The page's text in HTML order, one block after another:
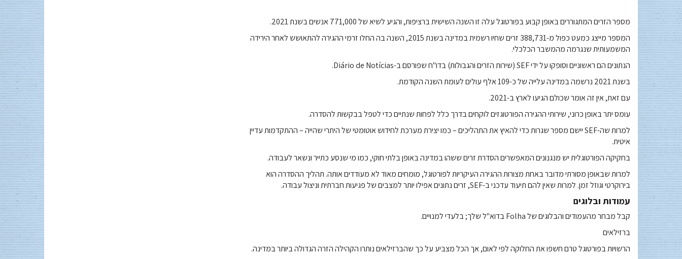
מספר הזרים המתגוררים באופן קבוע בפורטוגל עלה זו השנה השישית ברציפות, והגיע לשיא של 771,000 אנשים בשנת 2021.
המספר מייצג כמעט כפול מ-388,731 זרים שחיו רשמית במדינה בשנת 2015, השנה בה החלו זרמי ההגירה להתאושש לאחר הירידה
המשמעותית שנגרמה מהמשבר הכלכלי.
הנתונים הם ראשוניים וסופקו על ידי SEF (שירות הזרים והגבולות) בדו"ח שפורסם ב-Diário de Notícias.
בשנת 2021 נרשמה במדינה עלייה של כ-109 אלף עולים לעומת השנה הקודמת.
עם זאת, אין זה אומר שכולם הגיעו לארץ ב-2021.
עומס יתר באופן כרוני, שירותי ההגירה הפורטוגזים לוקחים בדרך כלל לפחות שנתיים כדי לטפל בבקשות להסדרה.
למרות שה-SEF יישם מספר שגרות כדי להאיץ את התהליכים – כמו יצירת מערכת לחידוש אוטומטי של היתרי שהייה – ההתקדמות עדיין
איטית.
בחקיקה הפורטוגלית יש מנגנונים המאפשרים הסדרת זרים ששהו במדינה באופן בלתי חוקי, כמו מי שנסע כתייר ונשאר לעבודה.
למרות שבאופן מסורתי מדובר באחת מצורות ההגירה העיקריות לפורטוגל, מומחים מאוד לא מעודדים אותה. תהליך ההסדרה הוא
בירוקרטי וגוזל זמן. למרות שאין להם תיעוד עדכני ב-SEF, זרים נתונים אפילו יותר למצבים של פגיעות חברתית וניצול עבודה.
עמודות ובלוגים
קבל מבחר מהעמודים והבלוגים של Folha בדוא"ל שלך; בלעדי למנויים.
ברזילאים
הרשויות בפורטוגל טרם חשפו את החלוקה לפי לאום, אך הכל מצביע על כך שהברזילאים נותרו הקהילה הזרה הגדולה ביותר במדינה.